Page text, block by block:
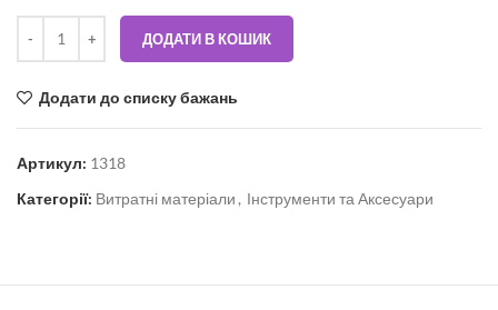
ДОДАТИ В КОШИК
Додати до списку бажань
Артикул: 1318
Категорії: Витратні матеріали , Інструменти та Аксесуари